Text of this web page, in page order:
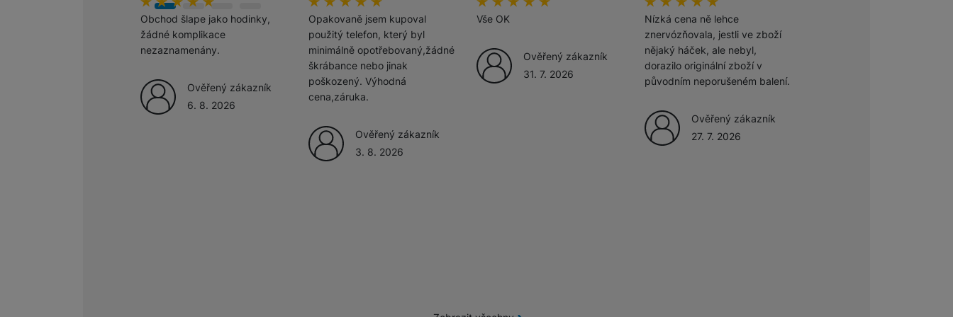
hodnoceni_zakazniku
100%
Obchod šlape jako hodinky,
žádné komplikace
nezaznamenány.
Ověřený zákazník
6. 8. 2026
hodnoceni_zakazniku
100%
Opakovaně jsem kupoval
použitý telefon, který byl
minimálně opotřebovaný,žádné
škrábance nebo jinak
poškozený. Výhodná
cena,záruka.
Ověřený zákazník
3. 8. 2026
hodnoceni_zakazniku
100%
Vše OK
Ověřený zákazník
31. 7. 2026
hodnoceni_zakazniku
100%
Nízká cena ně lehce
znervózňovala, jestli ve zboží
nějaký háček, ale nebyl,
dorazilo originální zboží v
původním neporušeném balení.
Ověřený zákazník
27. 7. 2026